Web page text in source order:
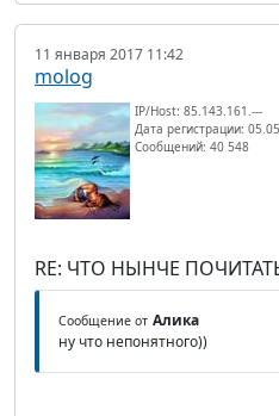
11 января 2017 11:42
molog
IP/Host: 85.143.161.---
Дата регистрации:
Сообщений: 40 548
RE: ЧТО НЫНЧЕ
Сообщение от Алика
ну что непонятного))